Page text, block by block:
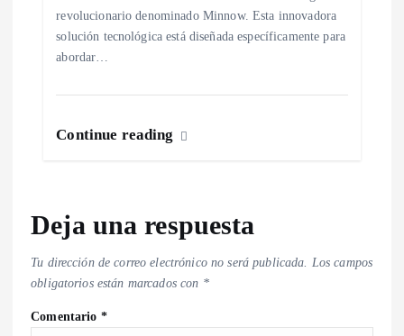
revolucionario denominado Minnow. Esta innovadora
solución tecnológica está diseñada específicamente para
abordar…
Continue reading
Deja una respuesta
Tu dirección de correo electrónico no será publicada. Los campos
obligatorios están marcados con *
Comentario *